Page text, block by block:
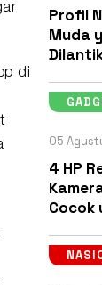
di
Profil
Muda
05
4 HP
Cocok